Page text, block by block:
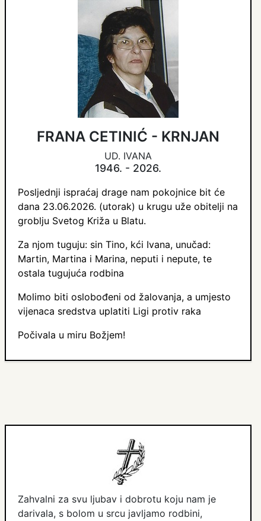
FRANA CETINIĆ - KRNJAN
UD. IVANA
1946. - 2026.
Posljednji ispraćaj drage nam pokojnice bit će
dana 23.06.2026. (utorak) u krugu uže obitelji na
groblju Svetog Križa u Blatu.
Za njom tuguju: sin Tino, kći Ivana, unučad:
Martin, Martina i Marina, neputi i nepute, te
ostala tugujuća rodbina
Molimo biti oslobođeni od žalovanja, a umjesto
vijenaca sredstva uplatiti Ligi protiv raka
Počivala u miru Božjem!
Zahvalni za svu ljubav i dobrotu koju nam je
darivala, s bolom u srcu javljamo rodbini,